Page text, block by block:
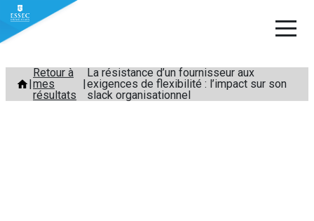
Aller
contenu
Retour à
mes
résultats
La résistance d’un fournisseur aux
exigences de flexibilité : l’impact sur son
slack organisationnel